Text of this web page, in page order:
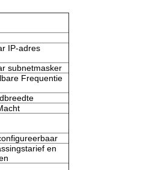
IP-adres
subnetmasker
Frequentie
en